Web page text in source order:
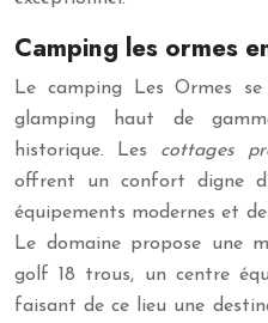
Camping les ormes
Le camping Les Ormes
glamping haut de
historique. Les cottages
offrent un confort digne
équipements modernes et
Le domaine propose une
golf 18 trous, un centre
faisant de ce lieu une